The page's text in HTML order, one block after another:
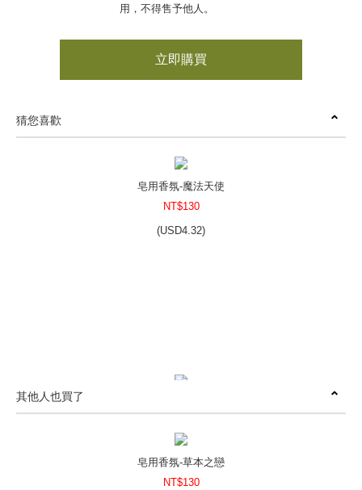
用，不得售予他人。
立即購買
猜您喜歡
皂用香氛-魔法天使
NT$130
(USD4.32)
USD3.98)
其他人也買了
皂用香氛-草本之戀
NT$130